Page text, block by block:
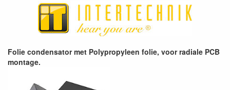
Folie condensator met Polypropyleen folie, voor radiale PCB
montage.